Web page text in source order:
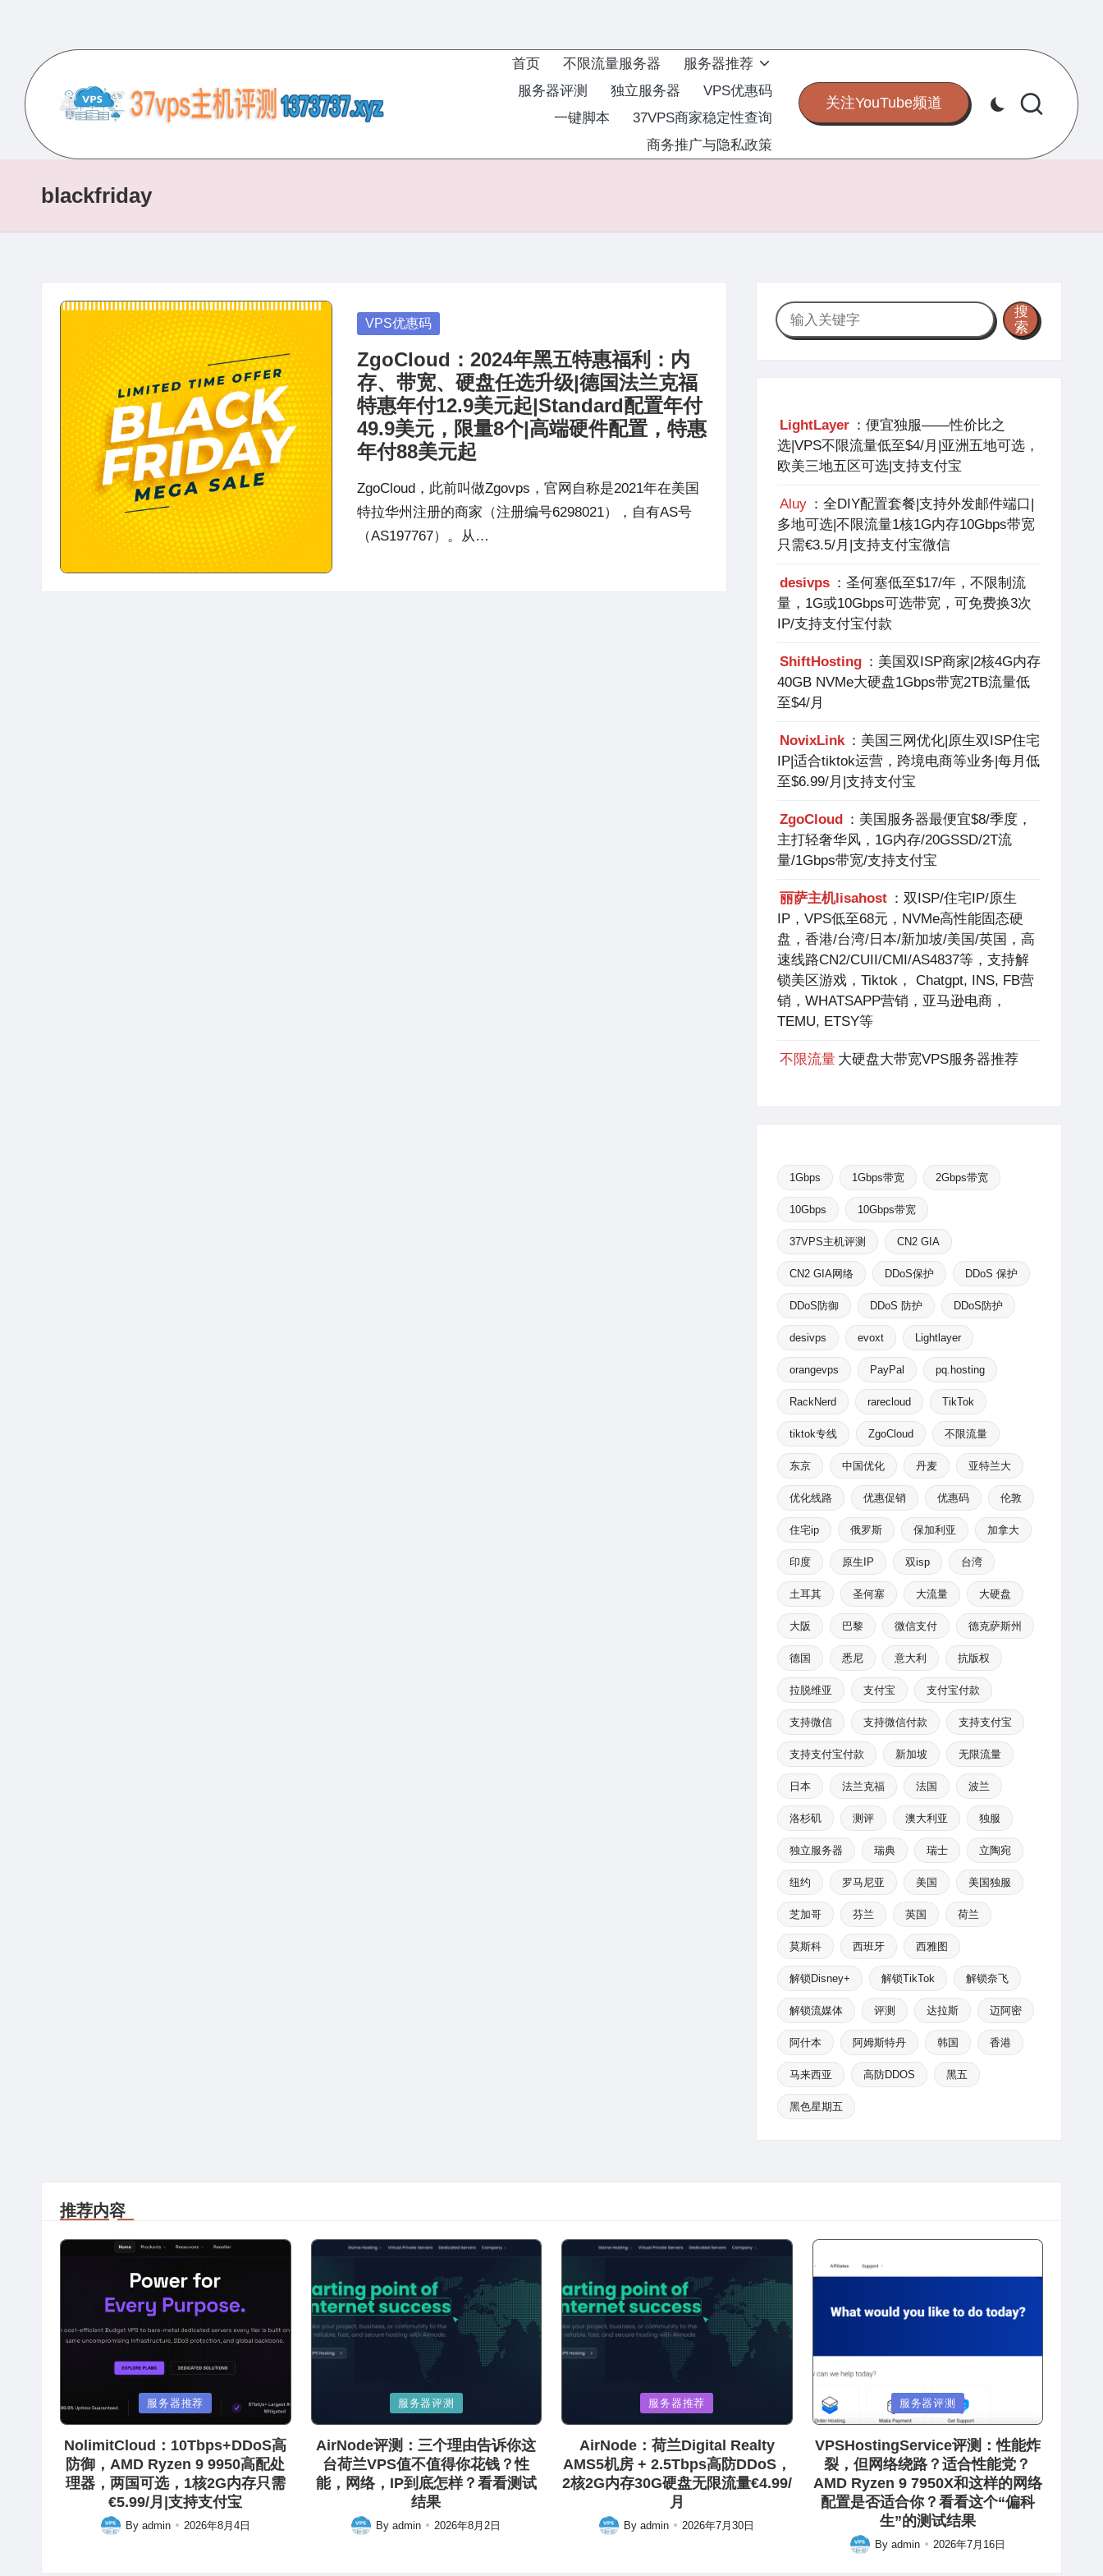
content
V
主
机
评
测
业
的
服
评
首页 不限流量服务器
服务器推荐
服务器评测
独立服务器
VPS优惠码
一键脚本
37VPS商家稳定性查询
商务推广与隐私政策
关注YouTube频道
blackfriday
Posted
VPS优惠码
ZgoCloud：2024年黑五特惠福利：内
存、带宽、硬盘任选升级|德国法兰克福
特惠年付12.9美元起|Standard配置年付
49.9美元，限量8个|高端硬件配置，特惠
年付88美元起
ZgoCloud，此前叫做Zgovps，官网自称是2021年在美国
特拉华州注册的商家（注册编号6298021），自有AS号
（AS197767）。从…
搜
索
搜
索
LightLayer ：便宜独服——性价比之
选|VPS不限流量低至$4/月|亚洲五地可选，
欧美三地五区可选|支持支付宝
Aluy ：全DIY配置套餐|支持外发邮件端口|
多地可选|不限流量1核1G内存10Gbps带宽
只需€3.5/月|支持支付宝微信
desivps ：圣何塞低至$17/年，不限制流
量，1G或10Gbps可选带宽，可免费换3次
IP/支持支付宝付款
ShiftHosting ：美国双ISP商家|2核4G内存
40GB NVMe大硬盘1Gbps带宽2TB流量低
至$4/月
NovixLink ：美国三网优化|原生双ISP住宅
IP|适合tiktok运营，跨境电商等业务|每月低
至$6.99/月|支持支付宝
ZgoCloud ：美国服务器最便宜$8/季度，
主打轻奢华风，1G内存/20GSSD/2T流
量/1Gbps带宽/支持支付宝
丽萨主机lisahost ：双ISP/住宅IP/原生
IP，VPS低至68元，NVMe高性能固态硬
盘，香港/台湾/日本/新加坡/美国/英国，高
速线路CN2/CUII/CMI/AS4837等，支持解
锁美区游戏，Tiktok， Chatgpt, INS, FB营
销，WHATSAPP营销，亚马逊电商，
TEMU, ETSY等
不限流量 大硬盘大带宽VPS服务器推荐
1Gbps 1Gbps带宽 2Gbps带宽
10Gbps 10Gbps带宽
37VPS主机评测 CN2 GIA
CN2 GIA网络 DDoS保护 DDoS 保护
DDoS防御 DDoS 防护 DDoS防护
desivps evoxt Lightlayer
orangevps PayPal pq.hosting
RackNerd rarecloud TikTok
tiktok专线 ZgoCloud 不限流量
东京 中国优化 丹麦 亚特兰大
优化线路 优惠促销 优惠码 伦敦
住宅ip 俄罗斯 保加利亚 加拿大
印度 原生IP 双isp 台湾
土耳其 圣何塞 大流量 大硬盘
大阪 巴黎 微信支付 德克萨斯州
德国 悉尼 意大利 抗版权
拉脱维亚 支付宝 支付宝付款
支持微信 支持微信付款 支持支付宝
支持支付宝付款 新加坡 无限流量
日本 法兰克福 法国 波兰
洛杉矶 测评 澳大利亚 独服
独立服务器 瑞典 瑞士 立陶宛
纽约 罗马尼亚 美国 美国独服
芝加哥 芬兰 英国 荷兰
莫斯科 西班牙 西雅图
解锁Disney+ 解锁TikTok 解锁奈飞
解锁流媒体 评测 达拉斯 迈阿密
阿什本 阿姆斯特丹 韩国 香港
马来西亚 高防DDOS 黑五
黑色星期五
推荐内容
Posted
in
服务器推荐
NolimitCloud：10Tbps+DDoS高
防御，AMD Ryzen 9 9950高配处
理器，两国可选，1核2G内存只需
€5.99/月|支持支付宝
Posted
By admin 2026年8月4日
in
服务器评测
AirNode评测：三个理由告诉你这
台荷兰VPS值不值得你花钱？性
能，网络，IP到底怎样？看看测试
结果
Posted
Byadmin 2026年8月2日
in
服务器推荐
AirNode：荷兰Digital Realty
AMS5机房 + 2.5Tbps高防DDoS，
2核2G内存30G硬盘无限流量€4.99/
月
Posted
Byadmin 2026年7月30日
Posted
in
服务器评测
VPSHostingService评测：性能炸
裂，但网络绕路？适合性能党？
AMD Ryzen 9 7950X和这样的网络
配置是否适合你？看看这个“偏科
生”的测试结果
Posted
By admin 2026年7月16日